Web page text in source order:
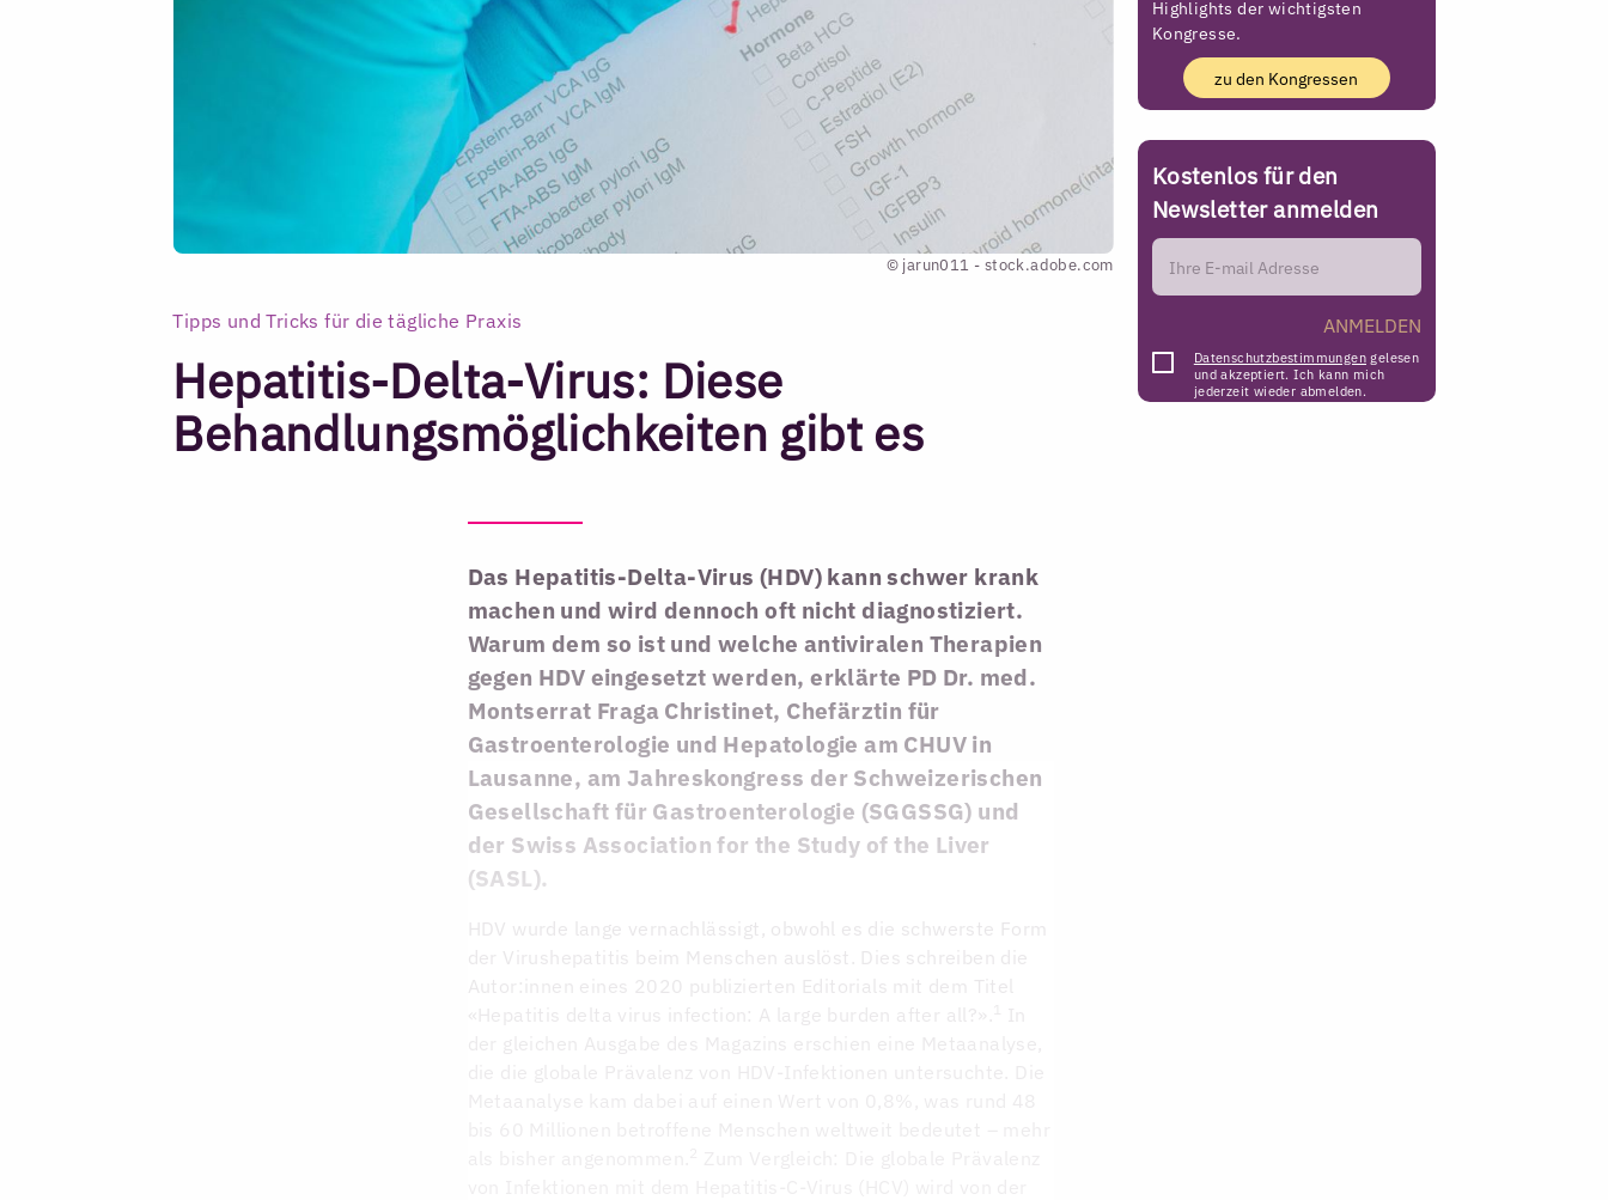
© jarun011 - stock.adobe.com
Tipps und Tricks für die tägliche Praxis
Hepatitis-Delta-Virus: Diese
Behandlungsmöglichkeiten gibt es
Das Hepatitis-Delta-Virus (HDV) kann schwer krank
machen und wird dennoch oft nicht diagnostiziert.
Warum dem so ist und welche antiviralen Therapien
gegen HDV eingesetzt werden, erklärte PD Dr. med.
Montserrat Fraga Christinet, Chefärztin für
Gastroenterologie und Hepatologie am CHUV in
Lausanne, am Jahreskongress der Schweizerischen
Gesellschaft für Gastroenterologie (SGGSSG) und
der Swiss Association for the Study of the Liver
(SASL).
HDV wurde lange vernachlässigt, obwohl es die schwerste Form
der Virushepatitis beim Menschen auslöst. Dies schreiben die
Autor:innen eines 2020 publizierten Editorials mit dem Titel
Highlights der wichtigsten
Kongresse.
zu den Kongressen
Kostenlos für den
Newsletter anmelden
ANMELDEN
Datenschutzbestimmungen gelesen
und akzeptiert. Ich kann mich
jederzeit wieder abmelden.